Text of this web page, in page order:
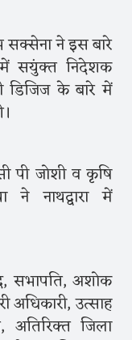
ने इस बारे
सयुंक्त निदेशक
डिजिज के बारे में
पी जोशी व कृषि
ने नाथद्वारा में
सभापति, अशोक
अधिकारी, उत्साह
अतिरिक्त जिला